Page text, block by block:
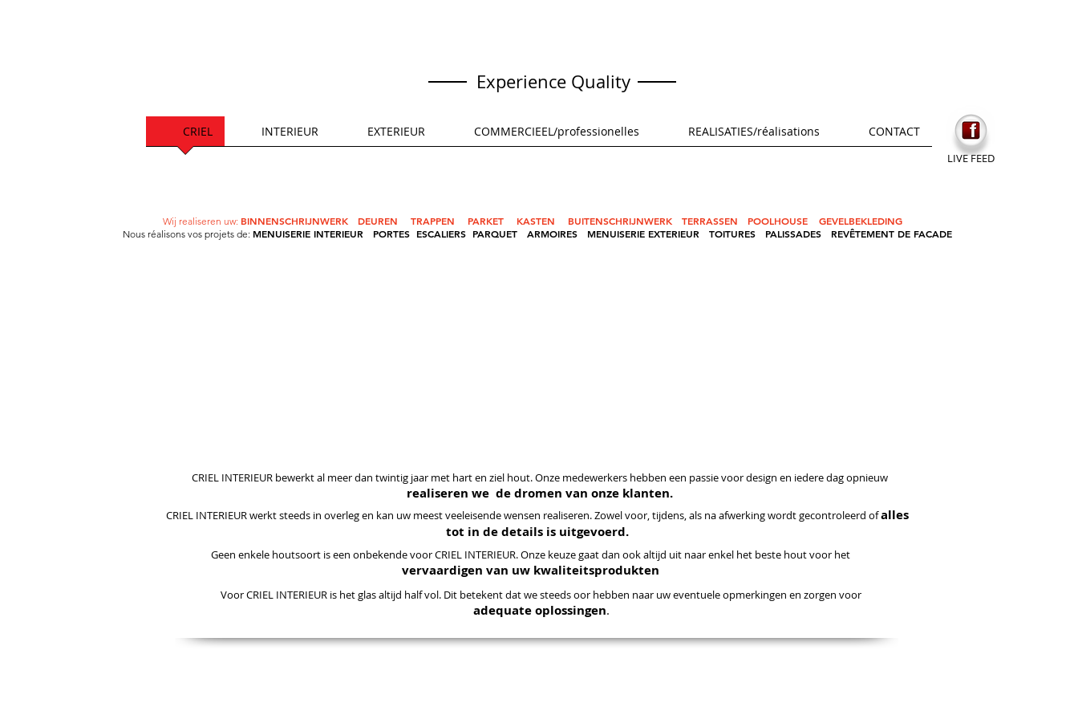
Experience Quality
CRIEL INTERIEUR EXTERIEUR COMMERCIEEL/professionelles REALISATIES/réalisations CONTACT
LIVEFEED
Wij realiseren uw: BINNENSCHRIJNWERK DEUREN TRAPPEN PARKET KASTEN BUITENSCHRIJNWERK TERRASSEN POOLHOUSE GEVELBEKLEDING
Nous réalisons vos projets de: MENUISERIEINTERIEUR PORTES ESCALIERS PARQUET ARMOIRES MENUISERIE EXTERIEUR TOITURES PALISSADES REVÊTEMENT DE FACADE
CRIEL INTERIEUR bewerkt al meer dan twintig jaar met hart en ziel hout. Onze medewerkers hebben een passie voor design en iedere dag opnieuw
realiseren we de dromen van onze klanten.
CRIEL INTERIEUR werkt steeds in overleg en kan uw meest veeleisende wensen realiseren. Zowel voor, tijdens, als na afwerking wordt gecontroleerd ofalles
tot in de details is uitgevoerd.
Geen enkele houtsoort is een onbekende voor CRIEL INTERIEUR. Onze keuze gaat dan ook altijd uit naar enkel het beste hout voor het
vervaardigen van uw kwaliteitsprodukten
Voor CRIEL INTERIEUR is het glas altijd half vol. Dit betekent dat we steeds oor hebben naar uw eventuele opmerkingen en zorgen voor
adequate oplossingen.